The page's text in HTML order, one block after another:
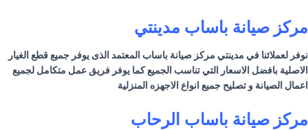
مركز صيانة باساب مدينتي
نوفر لعملائنا في مدينتي مركز صيانة باساب المعتمد الذى يوفر جميع قطع الغيار
الاصلية بافضل الاسعار التي تناسب الجميع كما يوفر فريق عمل متكامل لجميع
اعمال الصيانة و تصليح جميع انواع الاجهزه المنزلية
مركز صيانة باساب الرحاب